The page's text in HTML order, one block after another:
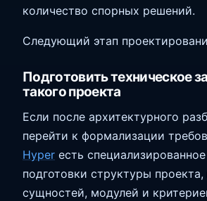
количество спорных решений.
Следующий этап
Подготовить техническое
такого проекта
Если после архитектурного
перейти к формализации
Hyper есть
подготовки структуры
сущностей, модулей и